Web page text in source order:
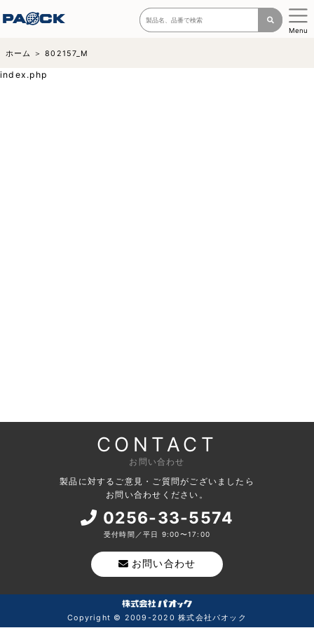
Menu
ホーム 802157_M
index.php
CONTACT
お問い合わせ
製品に対するご意見・ご質問がございましたら
お問い合わせください。
0256-33-5574
受付時間／平日 9:00〜17:00
お問い合わせ
Copyright © 2009-2020 株式会社パオック